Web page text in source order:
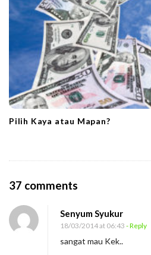
Pilih Kaya atau Mapan?
37 comments
J
Senyum Syukur
18/03/2014 at 06:43 - Reply
sangat mau Kek..